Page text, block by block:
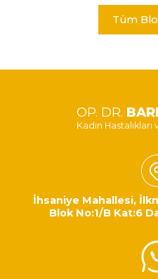
Tüm
OP. DR.
Kadın
İhsaniye Mahallesi,
Blok No:1/B Kat:6